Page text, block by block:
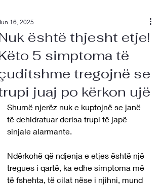
është thjesht etje!
5 simptoma të
tregojnë se
juaj po kërkon ujë
16, 2025
Shumë njerëz nuk e kuptojnë se janë
të dehidratuar derisa trupi të japë
sinjale alarmante.
Ndërkohë që ndjenja e etjes është një
tregues i qartë, ka edhe simptoma më
të fshehta, të cilat nëse i njihni, mund